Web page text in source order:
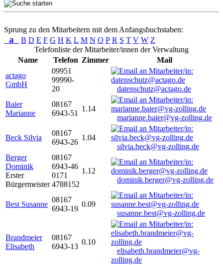
Sprung zu den Mitarbeitern mit dem Anfangsbuchstaben:
a B D E F G H K L M N O P R S T V W Z
Telefonliste der Mitarbeiter/innen der Verwaltung
Name
Telefon Zimmer
Mail
actago
GmbH
09951
99990-
20
datenschutz@actago.de
Baier
Marianne
08167
6943-51
1.14
marianne.baier@vg-zolling.de
Beck Silvia
08167
6943-26
1.04
silvia.beck@vg-zolling.de
Berger
Dominik
Erster
Bürgermeister
08167
6943-46
0171
4788152
1.12
dominik.berger@vg-zolling.de
Best Susanne
08167
6943-19
0.09
susanne.best@vg-zolling.de
Brandmeier
Elisabeth
08167
6943-13
0.10
elisabeth.brandmeier@vg-
zolling.de